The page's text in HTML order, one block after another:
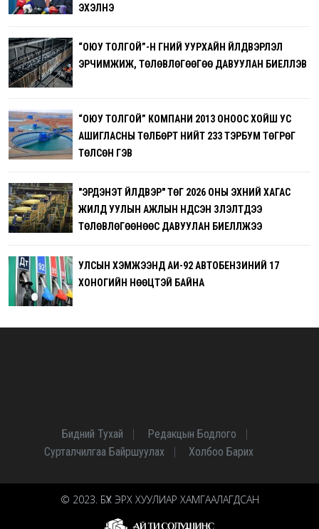
ЭХЭЛНЭ
“ОЮУ ТОЛГОЙ”-Н ГҮНИЙ УУРХАЙН ҮЙЛДВЭРЛЭЛ
ЭРЧИМЖИЖ, ТӨЛӨВЛӨГӨӨГӨӨ ДАВУУЛАН БИЕЛҮҮЛЭВ
“ОЮУ ТОЛГОЙ” КОМПАНИ 2013 ОНООС ХОЙШ УС
АШИГЛАСНЫ ТӨЛБӨРТ НИЙТ 233 ТЭРБУМ ТӨГРӨГ
ТӨЛСӨН ГЭВ
"ЭРДЭНЭТ ҮЙЛДВЭР" ТӨҮГ 2026 ОНЫ ЭХНИЙ ХАГАС
ЖИЛД УУЛЫН АЖЛЫН ҮНДСЭН ҮЗҮҮЛЭЛТҮҮДЭЭ
ТӨЛӨВЛӨГӨӨНӨӨС ДАВУУЛАН БИЕЛҮҮЛЖЭЭ
УЛСЫН ХЭМЖЭЭНД АИ-92 АВТОБЕНЗИНИЙ 17
ХОНОГИЙН НӨӨЦТЭЙ БАЙНА
Бидний Тухай
Редакцын Бодлого
Сурталчилгаа Байршуулах
Холбоо Барих
© 2023. БҮХ ЭРХ ХУУЛИАР ХАМГААЛАГДСАН